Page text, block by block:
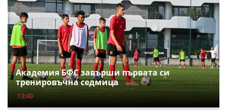
Академия БФС завърши първата си
тренировъчна седмица
13:49